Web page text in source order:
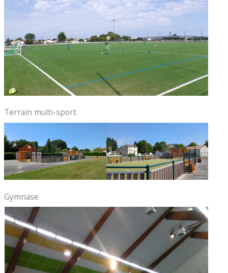
Terrain multi-sport
Gymnase